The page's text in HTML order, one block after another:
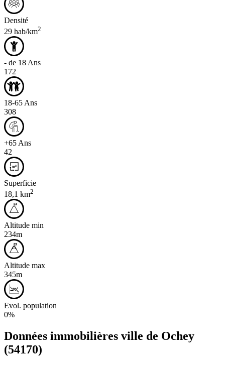
Densité
29 hab/km2
- de 18 Ans
172
18-65 Ans
308
+65 Ans
42
Superficie
18,1 km2
Altitude min
234m
Altitude max
345m
Evol. population
0%
Données immobilières ville de Ochey
(54170)